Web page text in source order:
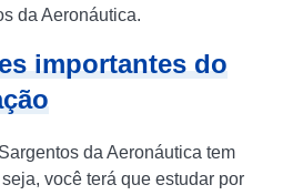
da Aeronáutica.
importantes do
da Aeronáutica tem
você terá que estudar por